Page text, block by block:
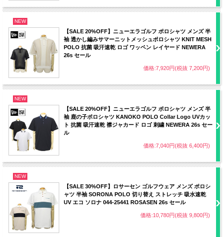
NEW
【SALE 20%OFF】ニューエラゴルフ ポロシャツ メンズ 半
袖 透かし編みサマーニットメッシュポロシャツ KNIT MESH
POLO 抗菌 吸汗速乾 ロゴ ワッペン レイヤード NEWERA
26s セール
価格:7,920円(税抜 7,200円)
NEW
【SALE 20%OFF】ニューエラゴルフ ポロシャツ メンズ 半
袖 鹿の子ポロシャツ KANOKO POLO Collar Logo UVカッ
ト 抗菌 吸汗速乾 襟ジャカード ロゴ 刺繍 NEWERA 26s セー
ル
価格:7,040円(税抜 6,400円)
NEW
【SALE 30%OFF】ロサーセン ゴルフウェア メンズ ポロシ
ャツ 半袖 SORONA POLO 切り替え ストレッチ 吸水速乾
UV エコ ソロナ 044-25441 ROSASEN 26s セール
価格:10,780円(税抜 9,800円)